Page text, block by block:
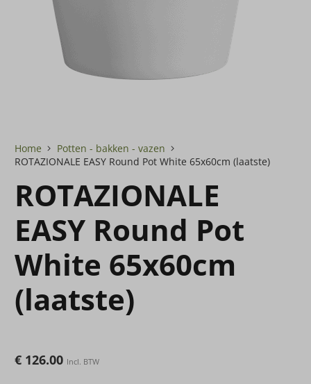
Home
Potten - bakken - vazen
ROTAZIONALE EASY Round Pot White 65x60cm (laatste)
ROTAZIONALE
EASY Round Pot
White 65x60cm
(laatste)
€ 126.00 Incl. BTW